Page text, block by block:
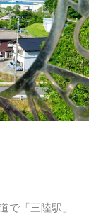
で「三陸駅」